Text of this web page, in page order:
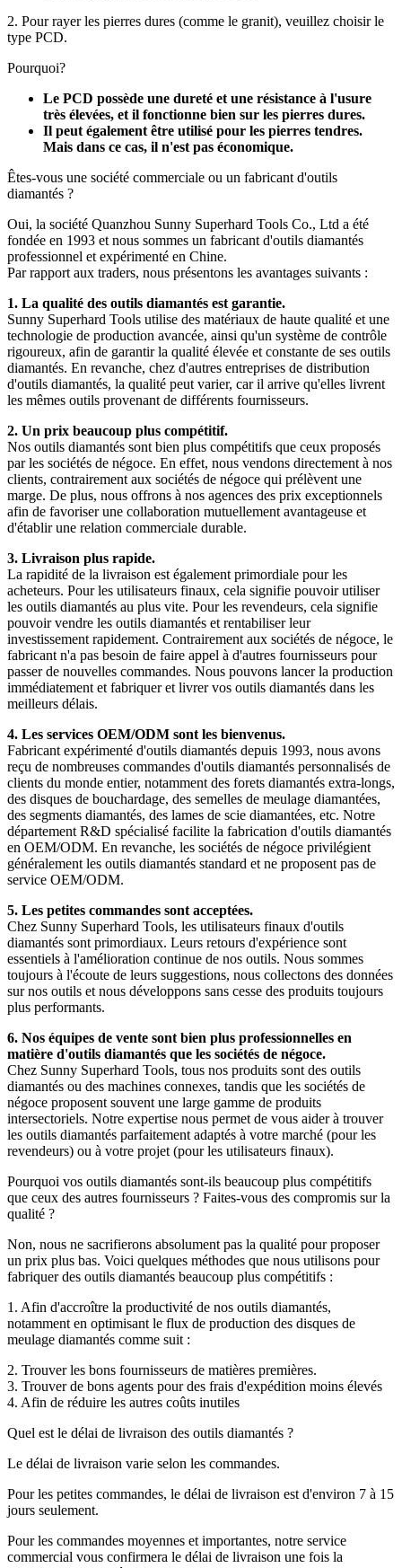
2. Pour rayer les pierres dures (comme le granit), veuillez choisir le
type PCD.
Pourquoi?
Le PCD possède une dureté et une résistance à l'usure
très élevées, et il fonctionne bien sur les pierres dures.
Il peut également être utilisé pour les pierres tendres.
Mais dans ce cas, il n'est pas économique.
Êtes-vous une société commerciale ou un fabricant d'outils
diamantés ?
Oui, la société Quanzhou Sunny Superhard Tools Co., Ltd a été
fondée en 1993 et ​​nous sommes un fabricant d'outils diamantés
professionnel et expérimenté en Chine.
Par rapport aux traders, nous présentons les avantages suivants :
1. La qualité des outils diamantés est garantie.
Sunny Superhard Tools utilise des matériaux de haute qualité et une
technologie de production avancée, ainsi qu'un système de contrôle
rigoureux, afin de garantir la qualité élevée et constante de ses outils
diamantés. En revanche, chez d'autres entreprises de distribution
d'outils diamantés, la qualité peut varier, car il arrive qu'elles livrent
les mêmes outils provenant de différents fournisseurs.
2. Un prix beaucoup plus compétitif.
Nos outils diamantés sont bien plus compétitifs que ceux proposés
par les sociétés de négoce. En effet, nous vendons directement à nos
clients, contrairement aux sociétés de négoce qui prélèvent une
marge. De plus, nous offrons à nos agences des prix exceptionnels
afin de favoriser une collaboration mutuellement avantageuse et
d'établir une relation commerciale durable.
3. Livraison plus rapide.
La rapidité de la livraison est également primordiale pour les
acheteurs. Pour les utilisateurs finaux, cela signifie pouvoir utiliser
les outils diamantés au plus vite. Pour les revendeurs, cela signifie
pouvoir vendre les outils diamantés et rentabiliser leur
investissement rapidement. Contrairement aux sociétés de négoce, le
fabricant n'a pas besoin de faire appel à d'autres fournisseurs pour
passer de nouvelles commandes. Nous pouvons lancer la production
immédiatement et fabriquer et livrer vos outils diamantés dans les
meilleurs délais.
4. Les services OEM/ODM sont les bienvenus.
Fabricant expérimenté d'outils diamantés depuis 1993, nous avons
reçu de nombreuses commandes d'outils diamantés personnalisés de
clients du monde entier, notamment des forets diamantés extra-longs,
des disques de bouchardage, des semelles de meulage diamantées,
des segments diamantés, des lames de scie diamantées, etc. Notre
département R&D spécialisé facilite la fabrication d'outils diamantés
en OEM/ODM. En revanche, les sociétés de négoce privilégient
généralement les outils diamantés standard et ne proposent pas de
service OEM/ODM.
5. Les petites commandes sont acceptées.
Chez Sunny Superhard Tools, les utilisateurs finaux d'outils
diamantés sont primordiaux. Leurs retours d'expérience sont
essentiels à l'amélioration continue de nos outils. Nous sommes
toujours à l'écoute de leurs suggestions, nous collectons des données
sur nos outils et nous développons sans cesse des produits toujours
plus performants.
6. Nos équipes de vente sont bien plus professionnelles en
matière d'outils diamantés que les sociétés de négoce.
Chez Sunny Superhard Tools, tous nos produits sont des outils
diamantés ou des machines connexes, tandis que les sociétés de
négoce proposent souvent une large gamme de produits
intersectoriels. Notre expertise nous permet de vous aider à trouver
les outils diamantés parfaitement adaptés à votre marché (pour les
revendeurs) ou à votre projet (pour les utilisateurs finaux).
Pourquoi vos outils diamantés sont-ils beaucoup plus compétitifs
que ceux des autres fournisseurs ? Faites-vous des compromis sur la
qualité ?
Non, nous ne sacrifierons absolument pas la qualité pour proposer
un prix plus bas. Voici quelques méthodes que nous utilisons pour
fabriquer des outils diamantés beaucoup plus compétitifs :
1. Afin d'accroître la productivité de nos outils diamantés,
notamment en optimisant le flux de production des disques de
meulage diamantés comme suit :
2. Trouver les bons fournisseurs de matières premières.
3. Trouver de bons agents pour des frais d'expédition moins élevés
4. Afin de réduire les autres coûts inutiles
Quel est le délai de livraison des outils diamantés ?
Le délai de livraison varie selon les commandes.
Pour les petites commandes, le délai de livraison est d'environ 7 à 15
jours seulement.
Pour les commandes moyennes et importantes, notre service
commercial vous confirmera le délai de livraison une fois la